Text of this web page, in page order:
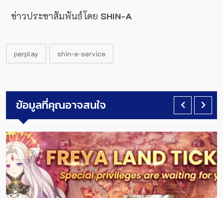
ข่าวประชาสัมพันธ์โดย SHIN-A
perplay shin-a-service
ข้อมูลที่คุณอาจสนใจ